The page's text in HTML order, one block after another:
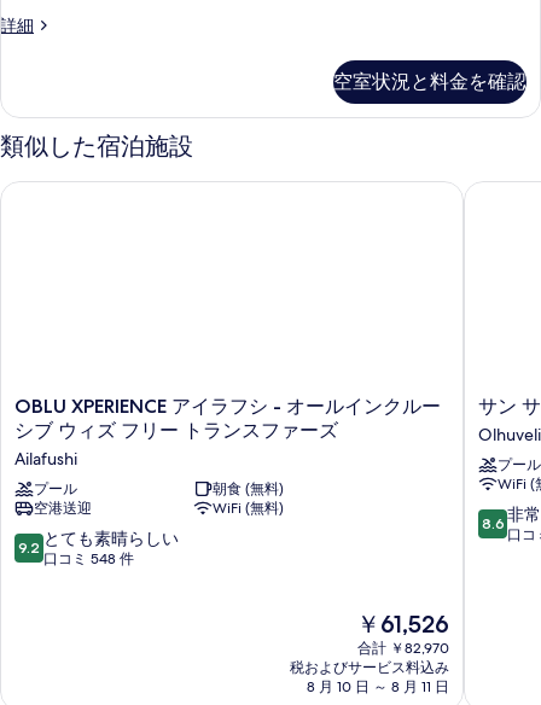
す
の
写
を
詳細
Water
+
Slide
の
細
空室状況と料金を確認
類似した宿泊施設
OBLU
XPERIENCE
ア
イ
ラ
フ
シ
-
OBLU XPERIENCE アイラフシ - オールインクルー
シブ ウィズ フリー トランスファーズ
Ailafushi
プール
朝食 (無料)
空港送迎
WiFi (無料)
10
段
9.2 とても素晴らしい
口コミ 548 件
現
在
の
料
￥61,526
合計 ￥82,970
税およびサービス料込み
8 月 10 日 ～ 8 月 11 日
OBLU XPERIENCE アイラフシ - オールインクルーシブ ウィ
サ
ン
サ
イ
ヤ
ム
オ
サン
Olhuveli
プール
WiFi (
10
段
8.6 非
口コ
サン サ